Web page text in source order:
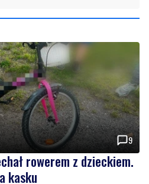
9
rowerem z dzieckiem.
kasku